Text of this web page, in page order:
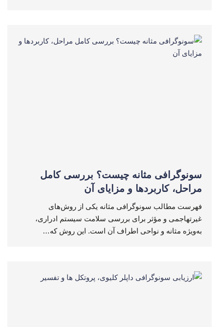
سونوگرافی مثانه چیست؟ بررسی کامل
مراحل، کاربردها و مزایای آن
فهرست مطالب سونوگرافی مثانه یکی از روش‌های
غیرتهاجمی و مؤثر برای بررسی سلامت سیستم ادراری،
به‌ویژه مثانه و نواحی اطراف آن است. این روش که…